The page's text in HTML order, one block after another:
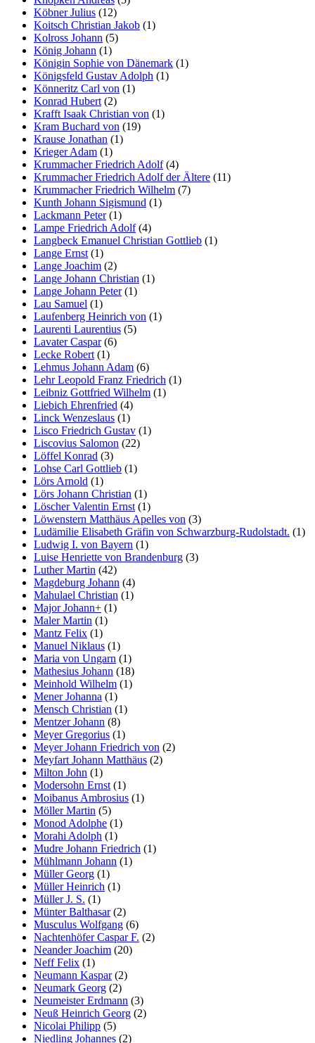
Köbner Julius (12)
Koitsch Christian Jakob (1)
Kolross Johann (5)
König Johann (1)
Königin Sophie von Dänemark (1)
Königsfeld Gustav Adolph (1)
Könneritz Carl von (1)
Konrad Hubert (2)
Krafft Isaak Christian von (1)
Kram Buchard von (19)
Krause Jonathan (1)
Krieger Adam (1)
Krummacher Friedrich Adolf(4)
Krummacher Friedrich Adolf der Ältere (11)
Krummacher Friedrich Wilhelm (7)
Kunth Johann Sigismund (1)
Lackmann Peter(1)
Lampe Friedrich Adolf(4)
Langbeck Emanuel Christian Gottlieb (1)
Lange Ernst (1)
Lange Joachim (2)
Lange Johann Christian (1)
Lange Johann Peter(1)
Lau Samuel (1)
Laufenberg Heinrich von (1)
Laurenti Laurentius (5)
Lavater Caspar(6)
Lecke Robert (1)
Lehmus Johann Adam (6)
Lehr Leopold Franz Friedrich (1)
Leibniz Gottfried Wilhelm (1)
Liebich Ehrenfried (4)
Linck Wenzeslaus (1)
Lisco Friedrich Gustav (1)
Liscovius Salomon (22)
Löffel Konrad (3)
Lohse Carl Gottlieb (1)
Lörs Arnold (1)
Lörs Johann Christian (1)
Löscher Valentin Ernst (1)
Löwenstern Matthäus Apelles von (3)
Ludämilie Elisabeth Gräfin von Schwarzburg-Rudolstadt. (1)
Ludwig I. von Bayern (1)
Luise Henriette von Brandenburg (3)
Luther Martin (42)
Magdeburg Johann (4)
Mahulael Christian (1)
Major Johann+ (1)
Maler Martin (1)
Mantz Felix (1)
Manuel Niklaus (1)
Maria von Ungarn (1)
Mathesius Johann (18)
Meinhold Wilhelm (1)
Mener Johanna (1)
Mensch Christian (1)
Mentzer Johann (8)
Meyer Gregorius (1)
Meyer Johann Friedrich von (2)
Meyfart Johann Matthäus (2)
Milton John (1)
Modersohn Ernst (1)
Moibanus Ambrosius (1)
Möller Martin (5)
Monod Adolphe (1)
Morahi Adolph (1)
Mudre Johann Friedrich (1)
Mühlmann Johann (1)
Müller Georg (1)
Müller Heinrich (1)
Müller J. S. (1)
Münter Balthasar(2)
Musculus Wolfgang (6)
Nachtenhöfer Caspar F. (2)
Neander Joachim (20)
Neff Felix (1)
Neumann Kaspar(2)
Neumark Georg (2)
Neumeister Erdmann (3)
Neuß Heinrich Georg (2)
Nicolai Philipp (5)
Niedling Johannes (2)